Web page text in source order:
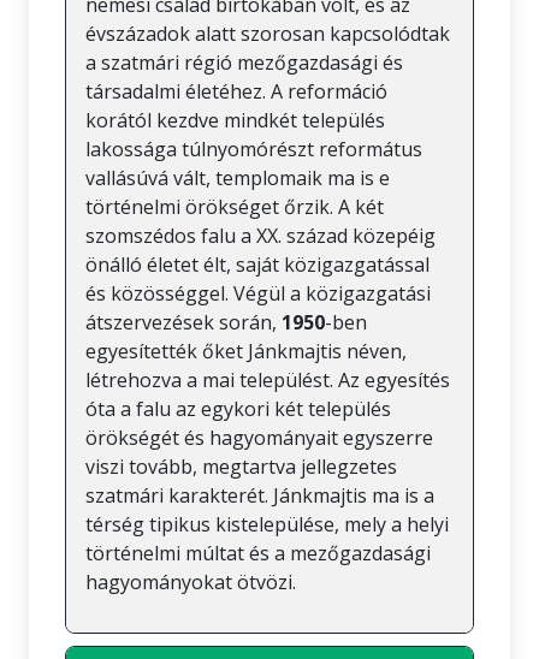
évszázadok alatt szorosan kapcsolódtak
a szatmári régió mezőgazdasági és
társadalmi életéhez. A reformáció
korától kezdve mindkét település
lakossága túlnyomórészt református
vallásúvá vált, templomaik ma is e
történelmi örökséget őrzik. A két
szomszédos falu a XX. század közepéig
önálló életet élt, saját közigazgatással
és közösséggel. Végül a közigazgatási
átszervezések során, 1950-ben
egyesítették őket Jánkmajtis néven,
létrehozva a mai települést. Az egyesítés
óta a falu az egykori két település
örökségét és hagyományait egyszerre
viszi tovább, megtartva jellegzetes
szatmári karakterét. Jánkmajtis ma is a
térség tipikus kistelepülése, mely a helyi
történelmi múltat és a mezőgazdasági
hagyományokat ötvözi.